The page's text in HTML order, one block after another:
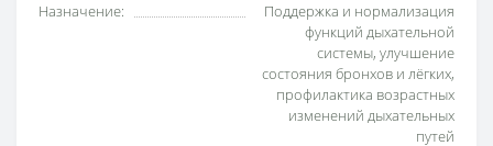
Назначение:
Поддержка и нормализация
функций дыхательной
системы, улучшение
состояния бронхов и лёгких,
профилактика возрастных
изменений дыхательных
путей